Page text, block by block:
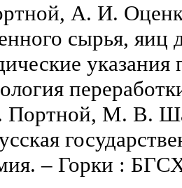
А. И.
сырья,
Портной, М. В.
– Горки :